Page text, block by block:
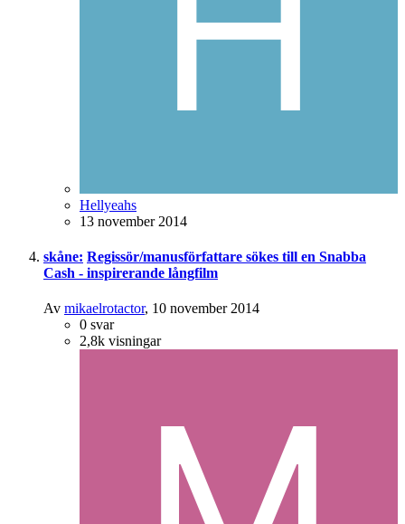
Hellyeahs
13 november 2014
skåne: Regissör/manusförfattare sökes till en Snabba
Cash - inspirerande långfilm
Av mikaelrotactor, 10 november 2014
0 svar
2,8k visningar